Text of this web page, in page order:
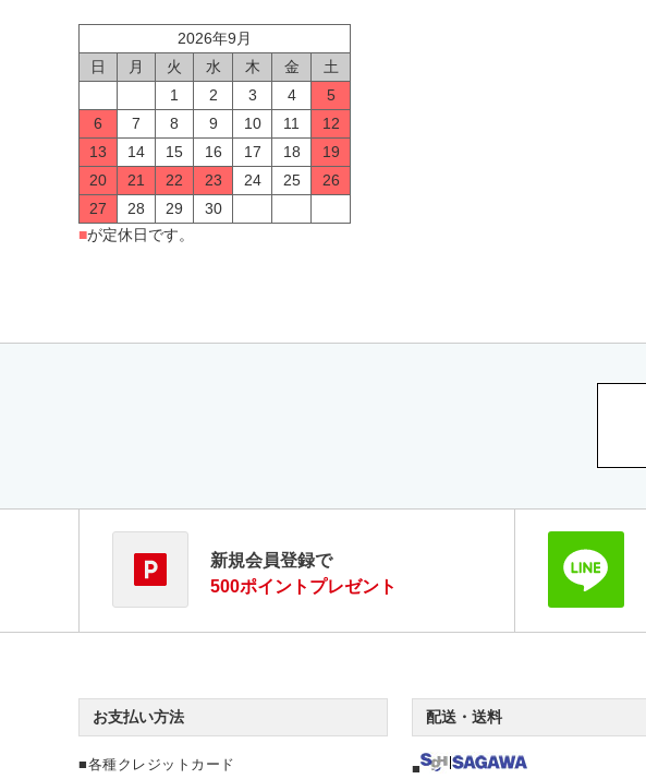
2026年9月
日
月 火 水 木 金
土
1
2 3 4
5
6
7 8 9 10 11
12
13
14 15 16 17 18
19
20
21 22 23 24 25
26
27
28 29
30
■が定休日です。
新規会員登録で
500ポイントプレゼント
お支払い方法
■各種クレジットカード
配送・送料
■